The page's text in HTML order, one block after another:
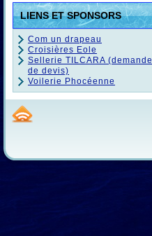
LIENS ET SPONSORS
Com un drapeau
Croisières Eole
Sellerie TILCARA (demande
de devis)
Voilerie Phocéenne